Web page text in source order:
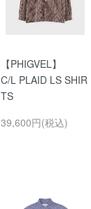
【PHIGVEL】
C/L PLAID LS SHIR
TS
39,600円(税込)